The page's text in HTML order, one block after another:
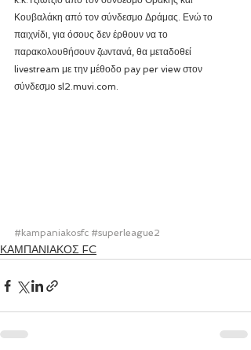
Κουβαλάκη από τον σύνδεσμο Δράμας. Ενώ το
παιχνίδι, για όσους δεν έρθουν να το
παρακολουθήσουν ζωντανά, θα μεταδοθεί
livestream με την μέθοδο pay per view στον
σύνδεσμο sl2.muvi.com.
#kampaniakosfc #superleague2
ΚΑΜΠΑΝΙΑΚΟΣ FC